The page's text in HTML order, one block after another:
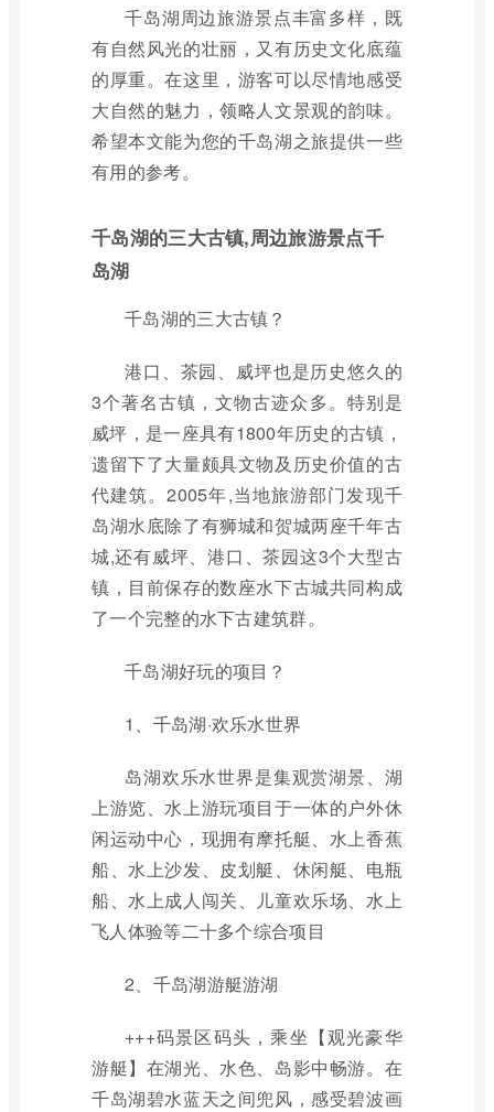
千岛湖周边旅游景点丰富多样，既
有自然风光的壮丽，又有历史文化底蕴
的厚重。在这里，游客可以尽情地感受
大自然的魅力，领略人文景观的韵味。
希望本文能为您的千岛湖之旅提供一些
有用的参考。
千岛湖的三大古镇,周边旅游景点千
岛湖
千岛湖的三大古镇？
港口、茶园、威坪也是历史悠久的
3个著名古镇，文物古迹众多。特别是
威坪，是一座具有1800年历史的古镇，
遗留下了大量颇具文物及历史价值的古
代建筑。2005年,当地旅游部门发现千
岛湖水底除了有狮城和贺城两座千年古
城,还有威坪、港口、茶园这3个大型古
镇，目前保存的数座水下古城共同构成
了一个完整的水下古建筑群。
千岛湖好玩的项目？
1、千岛湖·欢乐水世界
岛湖欢乐水世界是集观赏湖景、湖
上游览、水上游玩项目于一体的户外休
闲运动中心，现拥有摩托艇、水上香蕉
船、水上沙发、皮划艇、休闲艇、电瓶
船、水上成人闯关、儿童欢乐场、水上
飞人体验等二十多个综合项目
2、千岛湖游艇游湖
+++码景区码头，乘坐【观光豪华
游艇】在湖光、水色、岛影中畅游。在
千岛湖碧水蓝天之间兜风，感受碧波画